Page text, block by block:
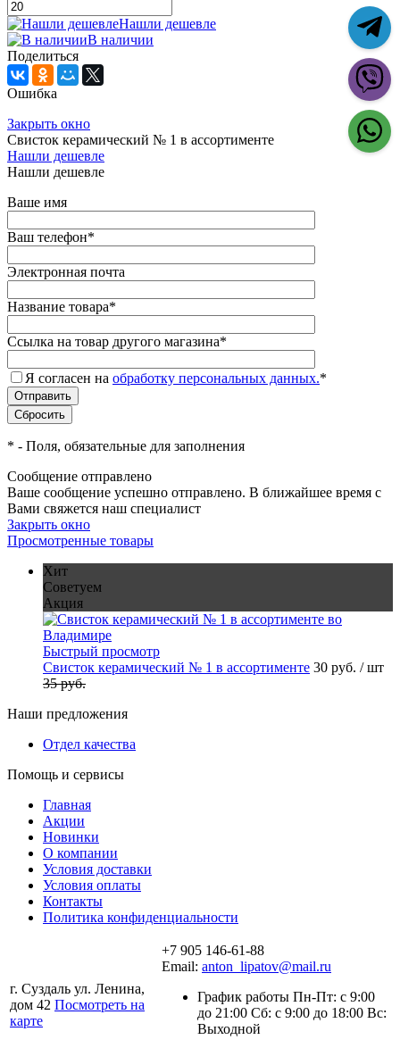
Нашли дешевле
В наличии
Поделиться
Ошибка
Закрыть окно
Свисток керамический № 1 в ассортименте
Нашли дешевле
Нашли дешевле
Ваше имя
Ваш телефон*
Электронная почта
Название товара*
Ссылка на товар другого магазина*
Я согласен на обработку персональных данных.*
* - Поля, обязательные для заполнения
Сообщение отправлено
Ваше сообщение успешно отправлено. В ближайшее время с
Вами свяжется наш специалист
Закрыть окно
Просмотренные товары
Хит
Советуем
Акция
Быстрый просмотр
Свисток керамический № 1 в ассортименте 30 руб. / шт
35 руб.
Наши предложения
Отдел качества
Помощь и сервисы
Главная
Акции
Новинки
О компании
Условия доставки
Условия оплаты
Контакты
Политика конфиденциальности
г. Суздаль ул. Ленина,
дом 42 Посмотреть на
карте
+7 905 146-61-88
Email: anton_lipatov@mail.ru
График работы Пн-Пт: с 9:00
до 21:00 Сб: с 9:00 до 18:00 Вс:
Выходной